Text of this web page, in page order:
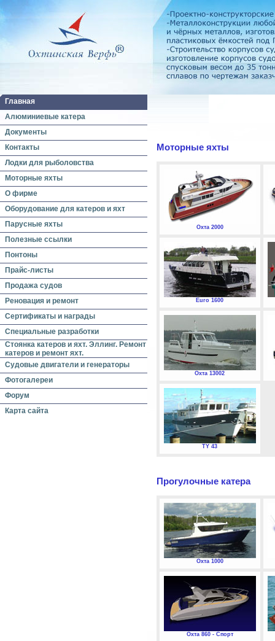
Главная
Алюминиевые катера
Документы
Контакты
Лодки для рыболовства
Моторные яхты
О фирме
Оборудование для катеров и яхт
Парусные яхты
Полезные ссылки
Понтоны
Прайс-листы
Продажа судов
Реновация и ремонт
Сертификаты и награды
Специальные разработки
Стоянка катеров и яхт. Эллинг. Ремонт
катеров и ремонт яхт.
Судовые двигатели и генераторы
Фотогалереи
Форум
Карта сайта
Моторные яхты
Охта 2000
Euro 1600
Охта 13002
TY 43
Прогулочные катера
Охта 1000
Охта 860 - Спорт